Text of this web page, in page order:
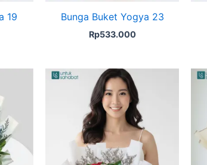
19 Bunga Buket Yogya 23
Rp533.000